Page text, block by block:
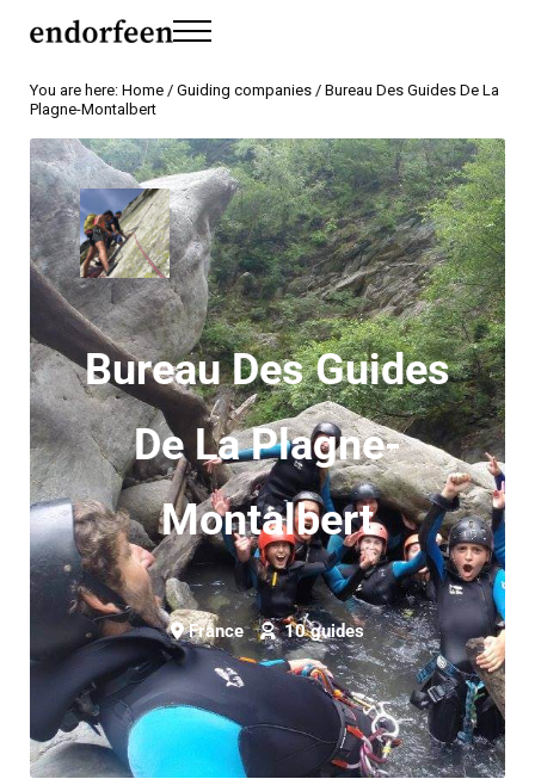
Menu
You are here: Home / Guiding companies /Bureau Des Guides De La
Plagne-Montalbert
Bureau Des Guides
De La Plagne-
Montalbert
France 10 guides